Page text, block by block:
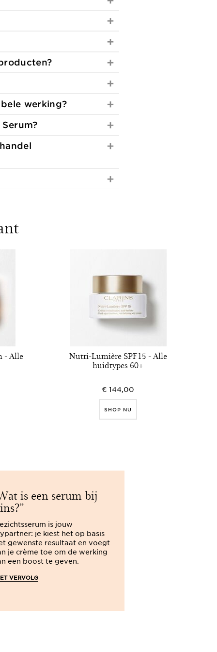
werking?
- Alle Nutri-Lumière SPF15 - Alle
huidtypes 60+
€ 144,00
SHOP NU
is een serum bij
is jouw
je kiest het op basis
gewenste resultaat en voegt
je crème toe om de werking
een boost te geven.
VERVOLG